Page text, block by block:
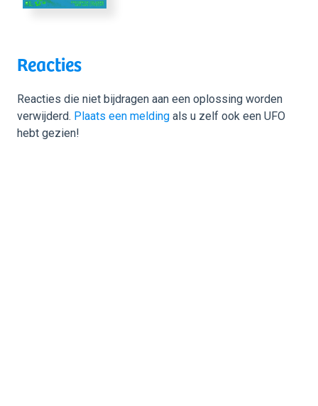
Reacties
Reacties die niet bijdragen aan een oplossing worden
verwijderd. Plaats een melding als u zelf ook een UFO
hebt gezien!